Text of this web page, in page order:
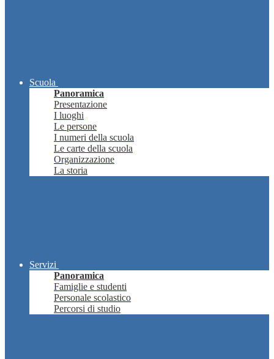
Scuola
Panoramica
Presentazione
I luoghi
Le persone
I numeri della scuola
Le carte della scuola
Organizzazione
La storia
Servizi
Panoramica
Famiglie e studenti
Personale scolastico
Percorsi di studio